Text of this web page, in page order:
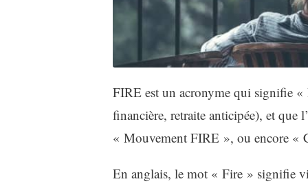
FIRE est un acronyme qui signifie
financière, retraite anticipée), et que
« Mouvement FIRE », ou encore «
En anglais, le mot « Fire » signifie